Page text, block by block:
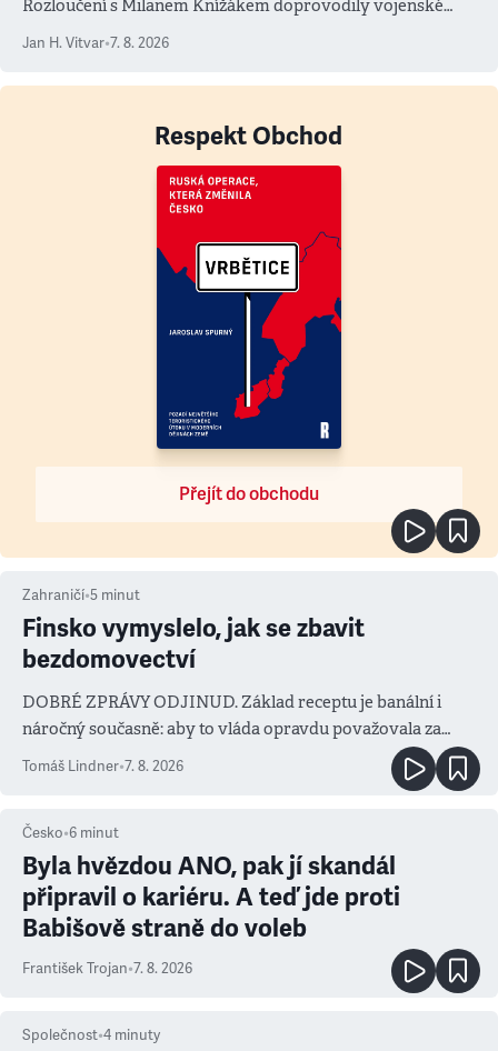
Rozloučení s Milanem Knížákem doprovodily vojenské
Jan H. Vitvar•7. 8. 2026
Respekt Obchod
Přejít do obchodu
Zahraničí•5 minut
Finsko vymyslelo, jak se zbavit
bezdomovectví
DOBRÉ ZPRÁVY ODJINUD. Základ receptu je banální i
náročný současně: aby to vláda opravdu považovala za
Tomáš Lindner•7. 8. 2026
Česko•6 minut
Byla hvězdou ANO, pak jí skandál
připravil o kariéru. A teď jde proti
Babišově straně do voleb
František Trojan•7. 8. 2026
Společnost•4 minuty